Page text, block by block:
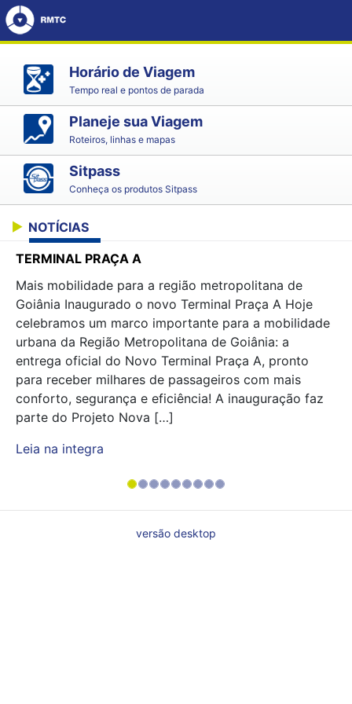
Horário de Viagem
Tempo real e pontos de parada
Planeje sua Viagem
Roteiros, linhas e mapas
Sitpass
Conheça os produtos Sitpass
NOTÍCIAS
TERMINAL PRAÇA A
Mais mobilidade para a região metropolitana de
Goiânia Inaugurado o novo Terminal Praça A Hoje
celebramos um marco importante para a mobilidade
urbana da Região Metropolitana de Goiânia: a
entrega oficial do Novo Terminal Praça A, pronto
para receber milhares de passageiros com mais
conforto, segurança e eficiência! A inauguração faz
parte do Projeto Nova […]
Leia na integra
versão desktop